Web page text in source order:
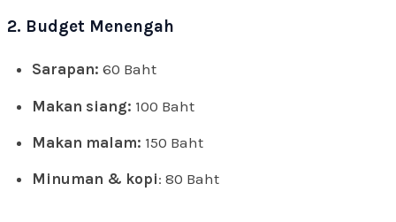
2. Budget Menengah
Sarapan: 60 Baht
Makan siang: 100 Baht
Makan malam: 150 Baht
Minuman & kopi: 80 Baht